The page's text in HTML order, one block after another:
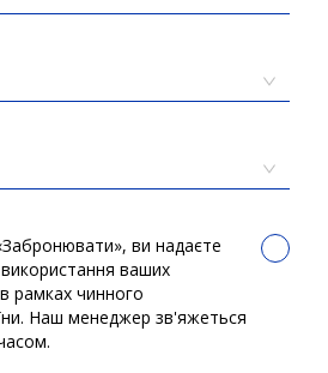
ви надаєте
ваших
рамках чинного
Наш менеджер зв'яжеться